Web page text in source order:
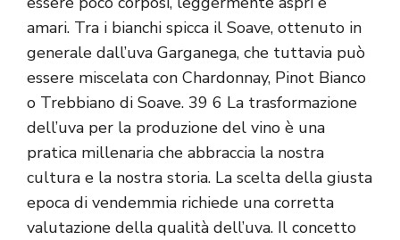
amari. Tra i bianchi spicca il Soave, ottenuto in
generale dall’uva Garganega, che tuttavia può
essere miscelata con Chardonnay, Pinot Bianco
o Trebbiano di Soave. 39 6 La trasformazione
dell’uva per la produzione del vino è una
pratica millenaria che abbraccia la nostra
cultura e la nostra storia. La scelta della giusta
epoca di vendemmia richiede una corretta
valutazione della qualità dell’uva. Il concetto